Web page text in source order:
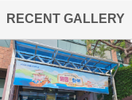
RECENT GALLERY